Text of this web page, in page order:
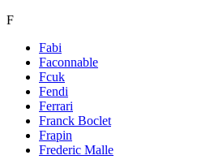
F
Fabi
Faconnable
Fcuk
Fendi
Ferrari
Franck Boclet
Frapin
Frederic Malle